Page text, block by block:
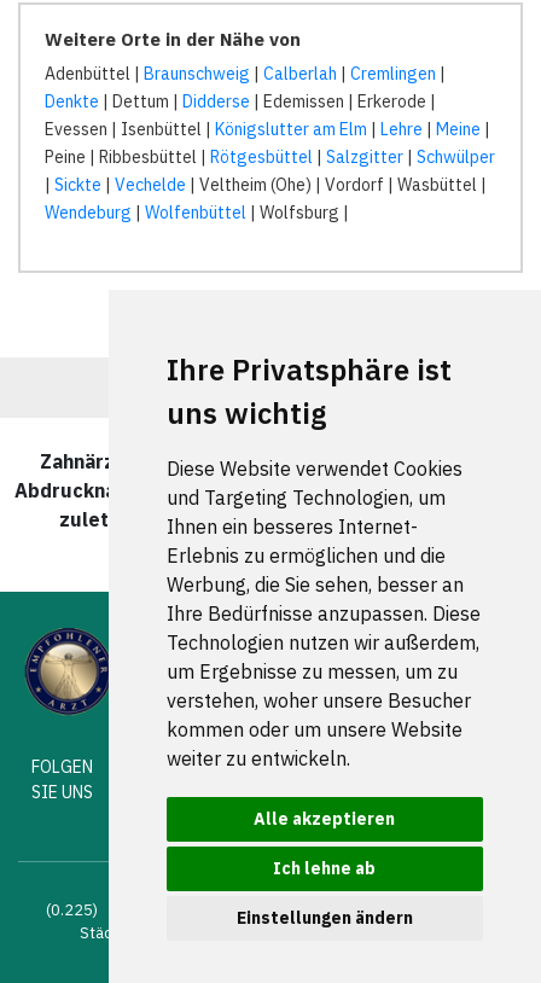
Ihre Privatsphäre ist
uns wichtig
Diese Website verwendet Cookies
und Targeting Technologien, um
Ihnen ein besseres Internet-
Erlebnis zu ermöglichen und die
Werbung, die Sie sehen, besser an
Ihre Bedürfnisse anzupassen. Diese
Technologien nutzen wir außerdem,
um Ergebnisse zu messen, um zu
verstehen, woher unsere Besucher
kommen oder um unsere Website
weiter zu entwickeln.
Alle akzeptieren
Ich lehne ab
Einstellungen ändern
Weitere Orte in der Nähe von
Adenbüttel | Braunschweig | Calberlah | Cremlingen |
Denkte | Dettum | Didderse | Edemissen | Erkerode |
Evessen | Isenbüttel | Königslutter am Elm | Lehre | Meine |
Peine | Ribbesbüttel | Rötgesbüttel | Salzgitter | Schwülper
| Sickte | Vechelde | Veltheim (Ohe) | Vordorf | Wasbüttel |
Wendeburg | Wolfenbüttel | Wolfsburg |
Zahnärzte und Zahnärztinnen für berührungslose
Abdrucknahme in Braunschweig Riddagshausen wurde
zuletzt am 06. August 2026 um 00:00:08 Uhr
aktualisiert.
FOLGEN
SIE UNS
(0.225) © 2004 - 2026 DEV AG |Zahnarztsuche|Zahnärzte in
Städten
AGB